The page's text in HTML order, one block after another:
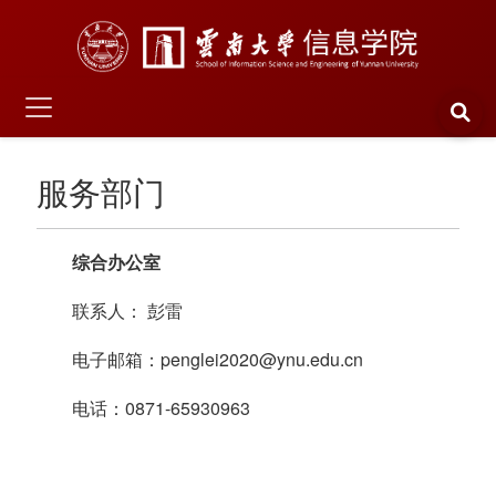
服务部门
综合办公室
联系人： 彭雷
电子邮箱：penglei2020@ynu.edu.cn
电话：0871-65930963